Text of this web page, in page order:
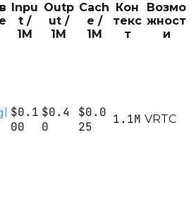
Inpu
t /
1M
Outp
ut /
1M
Cach
e /
1M
Кон
текс
т
Возмо
жност
и
$0.1
00
$0.4
0
$0.0
25
1.1M VRTC